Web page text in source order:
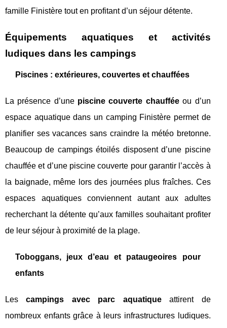
famille Finistère tout en profitant d’un séjour détente.
Équipements aquatiques et activités
ludiques dans les campings
Piscines : extérieures, couvertes et chauffées
La présence d’une piscine couverte chaufféeou d’un
espace aquatique dans un camping Finistère permet de
planifier ses vacances sans craindre la météo bretonne.
Beaucoup de campings étoilés disposent d’une piscine
chauffée et d’une piscine couverte pour garantir l’accès à
la baignade, même lors des journées plus fraîches. Ces
espaces aquatiques conviennent autant aux adultes
recherchant la détente qu’aux familles souhaitant profiter
de leur séjour à proximité de la plage.
Toboggans, jeux d’eau et pataugeoires pour
enfants
Lescampings avec parc aquatiqueattirent de
nombreux enfants grâce à leurs infrastructures ludiques.